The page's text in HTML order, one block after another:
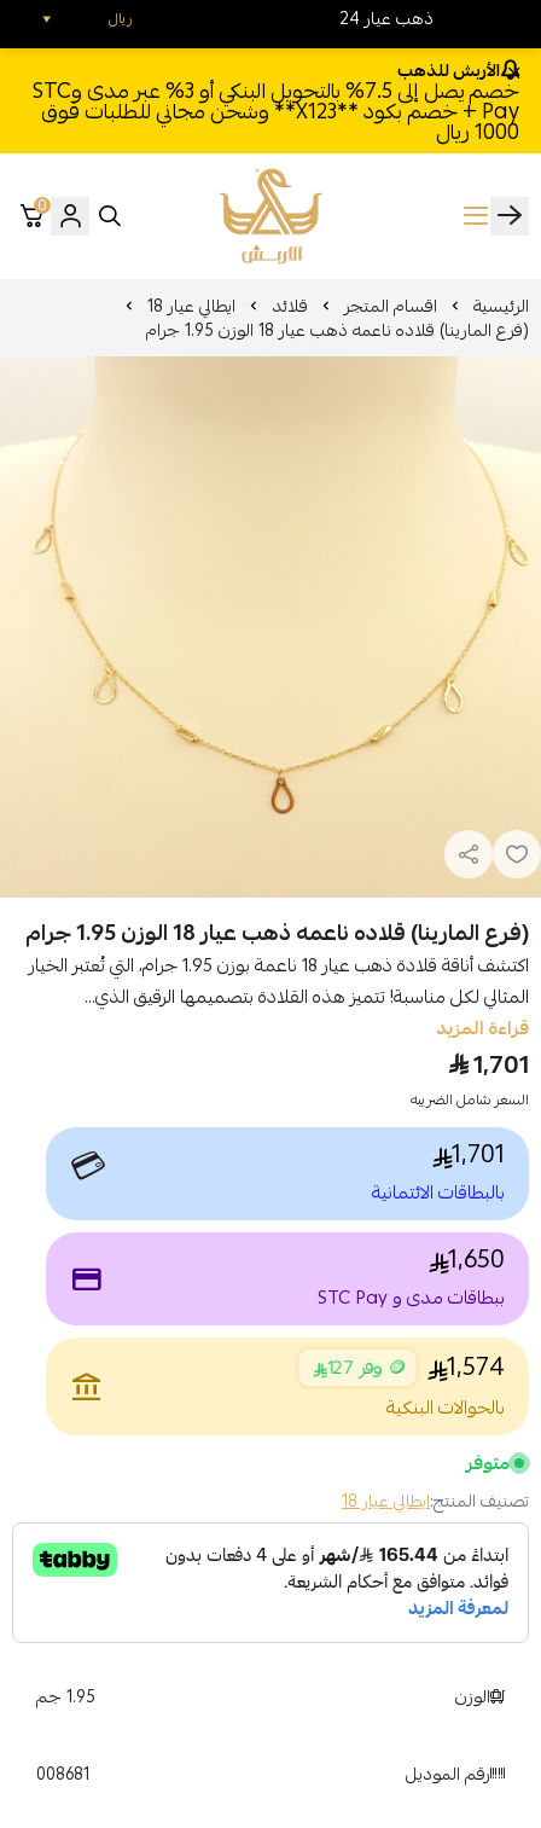
الأربش للذهب
خصم يصل إلى 7.5% بالتحويل البنكي أو 3% عبر مدى وSTC
Pay + خصم بكود **X123** وشحن مجاني للطلبات فوق
1000 ريال
الأربش للذهب
0
الرئيسية اقسام المتجر قلائد ايطالي عيار 18
(فرع المارينا) قلاده ناعمه ذهب عيار 18 الوزن 1.95 جرام
(فرع المارينا) قلاده ناعمه ذهب عيار 18 الوزن 1.95 جرام
اكتشف أناقة قلادة ذهب عيار 18 ناعمة بوزن 1.95 جرام، التي تُعتبر الخيار
المثالي لكل مناسبة! تتميز هذه القلادة بتصميمها الرقيق الذي...
قراءة المزيد
1,701
السعر شامل الضريبه
1,701
بالبطاقات الائتمانية 💳
1,650
ببطاقات مدى و STC Pay payment
1,574 🪙 وفر 127
بالحوالات البنكية
account_balance
متوفر
تصنيف المنتج:ايطالي عيار 18
الوزن 1.95 جم
رقم الموديل 008681
24 ذهب عيار ريال